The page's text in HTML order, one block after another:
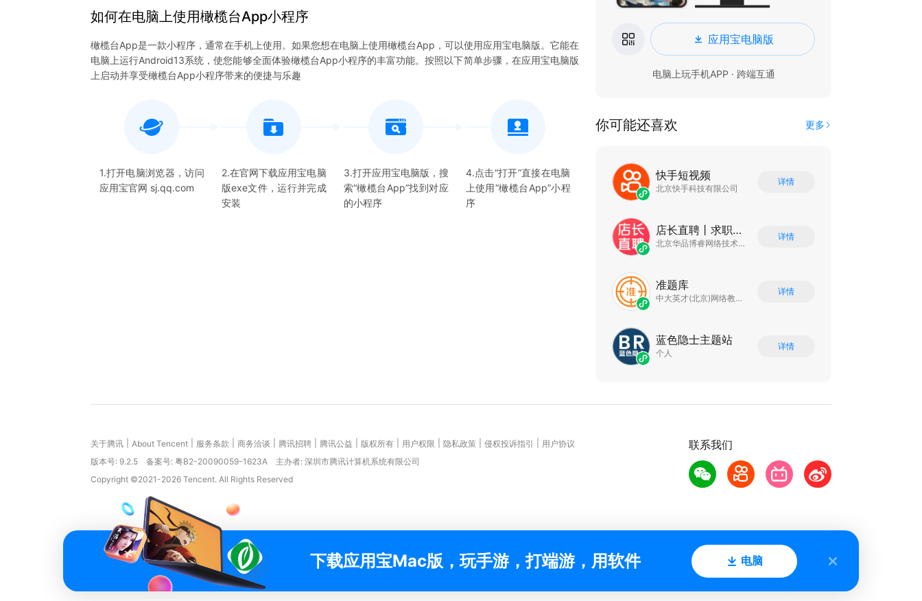
如何在电脑上使用橄榄台App小程序
橄榄台App是一款小程序，通常在手机上使用。如果您想在电脑上使用橄榄台App，可以使用应用宝电脑版。它能在
电脑上运行Android13系统，使您能够全面体验橄榄台App小程序的丰富功能。按照以下简单步骤，在应用宝电脑版
上启动并享受橄榄台App小程序带来的便捷与乐趣
1.打开电脑浏览器，访问
应用宝官网 sj.qq.com
2.在官网下载应用宝电脑
版exe文件，运行并完成
安装
3.打开应用宝电脑版，搜
索“橄榄台App”找到对应
的小程序
4.点击“打开”直接在电脑
上使用“橄榄台App”小程
序
应用宝电脑版
电脑上玩手机APP · 跨端互通
你可能还喜欢 更多
快手短视频
北京快手科技有限公司
详情
店长直聘丨求职招聘找工作
北京华品博睿网络技术有限公司
详情
准题库
中大英才(北京)网络教育科技有限公司
详情
蓝色隐士主题站
个人
详情
联系我们
关于腾讯 About Tencent 服务条款 商务洽谈 腾讯招聘 腾讯公益 版权所有 用户权限 隐私政策 侵权投诉指引
用户协议
版本号: 9.2.5 备案号: 粤B2-20090059-1623A
主办者: 深圳市腾讯计算机系统有限公司
Copyright ©2021-2026 Tencent. All Rights Reserved
下载应用宝Mac版，玩手游，打端游，用软件 电脑